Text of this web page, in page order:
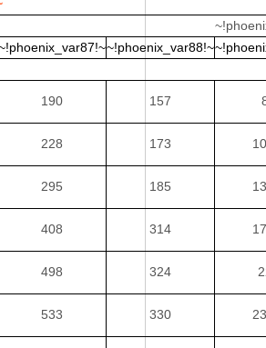
~!phoenix_var88!~
190 157
228 173
295 185
408 314
498 324
533 330